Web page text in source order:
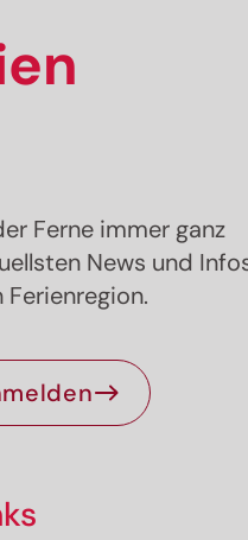
Ferne immer ganz
News und